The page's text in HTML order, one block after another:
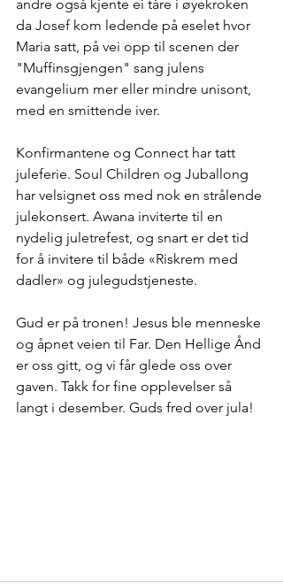
andre også kjente ei tåre i øyekroken
da Josef kom ledende på eselet hvor
Maria satt, på vei opp til scenen der
"Muffinsgjengen" sang julens
evangelium mer eller mindre unisont,
med en smittende iver.
Konfirmantene og Connect har tatt
juleferie. Soul Children og Juballong
har velsignet oss med nok en strålende
julekonsert. Awana inviterte til en
nydelig juletrefest, og snart er det tid
for å invitere til både «Riskrem med
dadler» og julegudstjeneste.
Gud er på tronen! Jesus ble menneske
og åpnet veien til Far. Den Hellige Ånd
er oss gitt, og vi får glede oss over
gaven. Takk for fine opplevelser så
langt i desember. Guds fred over jula!